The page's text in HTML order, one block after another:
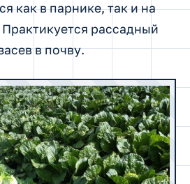
как в парнике, так и на
рассадный
в почву.